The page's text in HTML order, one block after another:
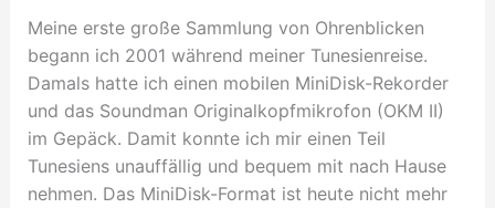
Meine erste große Sammlung von Ohrenblicken
begann ich 2001 während meiner Tunesienreise.
Damals hatte ich einen mobilen MiniDisk-Rekorder
und das Soundman Originalkopfmikrofon (OKM II)
im Gepäck. Damit konnte ich mir einen Teil
Tunesiens unauffällig und bequem mit nach Hause
nehmen. Das MiniDisk-Format ist heute nicht mehr